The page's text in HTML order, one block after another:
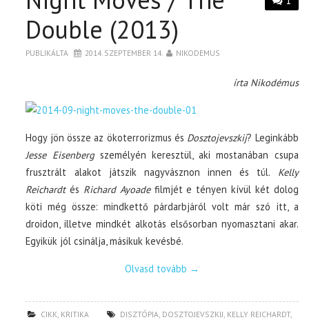
Double (2013)
PUBLIKÁLTA 2014. SZEPTEMBER 14. NIKODEMUS
írta Nikodémus
Hogy jön össze az ökoterrorizmus és Dosztojevszkij? Leginkább
Jesse Eisenbergszemélyén keresztül, aki mostanában csupa
frusztrált alakot játszik nagyvásznon innen és túl. Kelly
Reichardtés Richard Ayoadefilmjét e tényen kívül két dolog
köti még össze: mindkettő párdarbjáról volt már szó itt, a
droidon, illetve mindkét alkotás elsősorban nyomasztani akar.
Egyikük jól csinálja, másikuk kevésbé.
Olvasd tovább →
CIKK, KRITIKA DISZTÓPIA, DOSZTOJEVSZKIJ, KELLY REICHARDT,